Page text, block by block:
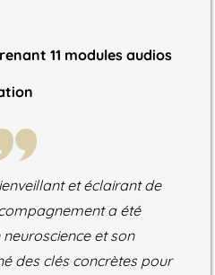
11 modules audios
et éclairant de
a été
et son
des clés concrètes pour